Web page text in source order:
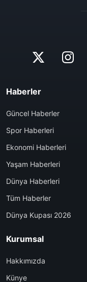
Haberler
Güncel Haberler
Spor Haberleri
Ekonomi Haberleri
Yaşam Haberleri
Dünya Haberleri
Tüm Haberler
Dünya Kupası 2026
Kurumsal
Hakkımızda
Künye